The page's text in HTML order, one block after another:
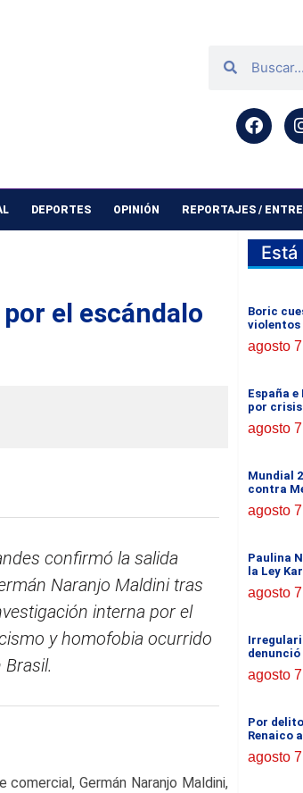
DEPORTES OPINIÓN REPORTAJES /
el escándalo
confirmó la salida
Naranjo Maldini tras
interna por el
y homofobia ocurrido
Germán Naranjo Maldini,
Boric
violentos
agosto
España
por crisis
agosto
Mundial
contra
agosto
Paulina
la Ley
agosto
denunció
agosto
Por
Renaico
agosto